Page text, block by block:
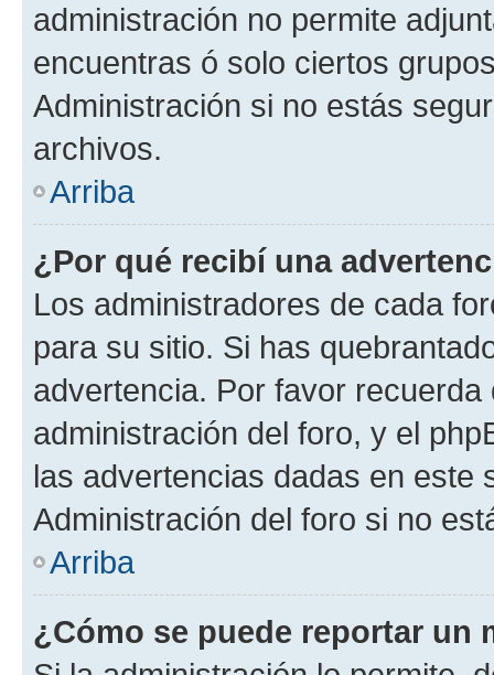
administración no permite
encuentras ó solo ciertos
Administración si no estás
archivos.
Arriba
¿Por qué recibí una
Los administradores de cada
para su sitio. Si has
advertencia. Por favor
administración del foro, y el
las advertencias dadas en este
Administración del foro si no
Arriba
¿Cómo se puede reportar un